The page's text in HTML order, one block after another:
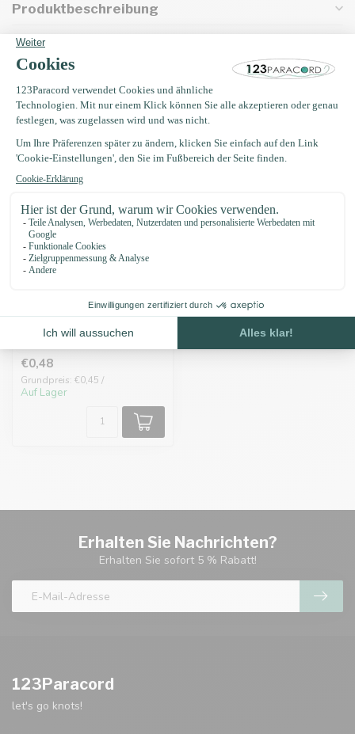
Produktbeschreibung
Eigenschaften
Zuletzt angesehen
Stop / steg ring 20mm
€0,48
Grundpreis: €0,45 /
Auf Lager
Erhalten Sie Nachrichten?
Erhalten Sie sofort 5 % Rabatt!
123Paracord
let's go knots!